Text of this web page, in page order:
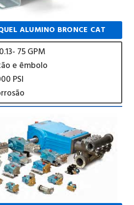
ALUMINO BRONCE CAT
75 GPM
e êmbolo
PSI